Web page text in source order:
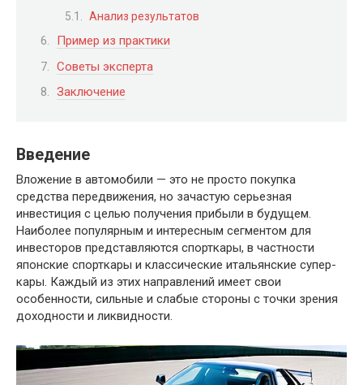
Анализ результатов
Пример из практики
Советы эксперта
Заключение
Введение
Вложение в автомобили — это не просто покупка
средства передвижения, но зачастую серьезная
инвестиция с целью получения прибыли в будущем.
Наиболее популярным и интересным сегментом для
инвесторов представляются спорткары, в частности
японские спорткары и классические итальянские супер-
кары. Каждый из этих направлений имеет свои
особенности, сильные и слабые стороны с точки зрения
доходности и ликвидности.